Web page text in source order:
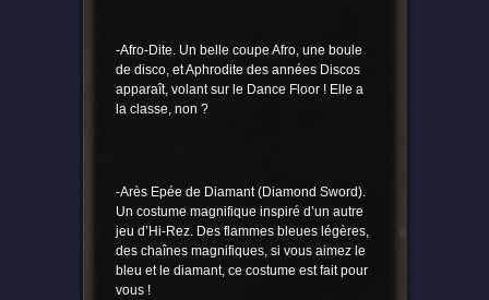
-Afro-Dite. Un belle coupe Afro, une boule
de disco, et Aphrodite des années Discos
apparaît, volant sur le Dance Floor ! Elle a
la classe, non ?
-Arès Epée de Diamant (Diamond Sword).
Un costume magnifique inspiré d’un autre
jeu d’Hi-Rez. Des flammes bleues légères,
des chaînes magnifiques, si vous aimez le
bleu et le diamant, ce costume est fait pour
vous !